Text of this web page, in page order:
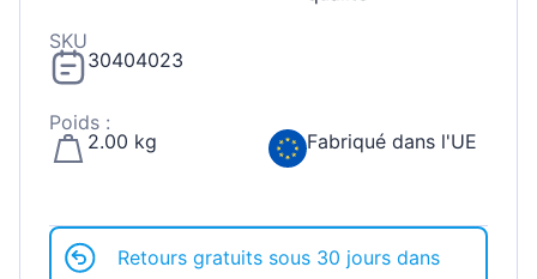
SKU
30404023
Poids :
2.00 kg
Fabriqué dans l'UE
Retours gratuits sous 30 jours dans